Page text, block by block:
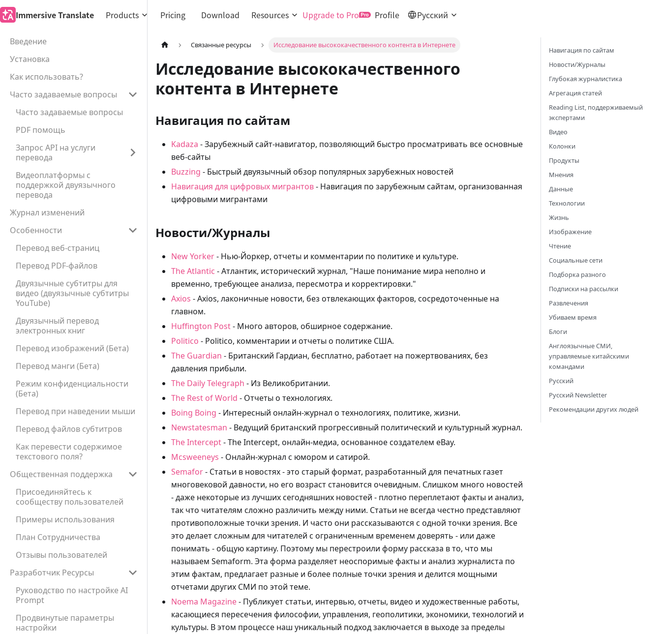
Immersive Translate Products Pricing Download Resources Upgrade to Pro Profile Русский
Введение
Установка
Как использовать?
Часто задаваемые вопросы
Часто задаваемые вопросы
PDF помощь
Запрос API на услуги
перевода
Видеоплатформы с
поддержкой двуязычного
перевода
Журнал изменений
Особенности
Перевод веб-страниц
Перевод PDF-файлов
Двуязычные субтитры для
видео (двуязычные субтитры
YouTube)
Двуязычный перевод
электронных книг
Перевод изображений (Бета)
Перевод манги (Бета)
Режим конфиденциальности
(Бета)
Перевод при наведении мыши
Перевод файлов субтитров
Как перевести содержимое
текстового поля?
Общественная поддержка
Присоединяйтесь к
сообществу пользователей
Примеры использования
План Сотрудничества
Отзывы пользователей
Разработчик Ресурсы
Руководство по настройке AI
Prompt
Продвинутые параметры
настройки
Связанные ресурсы Исследование высококачественного контента в Интернете
Исследование высококачественного
контента в Интернете
Навигация по сайтам
Kadaza - Зарубежный сайт-навигатор, позволяющий быстро просматривать все основные
веб-сайты
Buzzing - Быстрый двуязычный обзор популярных зарубежных новостей
Навигация для цифровых мигрантов- Навигация по зарубежным сайтам, организованная
цифровыми мигрантами
Новости/Журналы
New Yorker- Нью-Йоркер, отчеты и комментарии по политике и культуре.
The Atlantic - Атлантик, исторический журнал, "Наше понимание мира неполно и
временно, требующее анализа, пересмотра и корректировки."
Axios - Axios, лаконичные новости, без отвлекающих факторов, сосредоточенные на
главном.
Huffington Post- Много авторов, обширное содержание.
Politico - Politico, комментарии и отчеты о политике США.
The Guardian - Британский Гардиан, бесплатно, работает на пожертвованиях, без
давления прибыли.
The Daily Telegraph - Из Великобритании.
The Rest of World - Отчеты о технологиях.
Boing Boing - Интересный онлайн-журнал о технологиях, политике, жизни.
Newstatesman - Ведущий британский прогрессивный политический и культурный журнал.
The Intercept- The Intercept, онлайн-медиа, основанное создателем eBay.
Mcsweeneys - Онлайн-журнал с юмором и сатирой.
Semafor- Статьи в новостях - это старый формат, разработанный для печатных газет
многовековой давности, но его возраст становится очевидным. Слишком много новостей
- даже некоторые из лучших сегодняшних новостей - плотно переплетают факты и анализ,
так что читателям сложно различить между ними. Статьи не всегда честно представляют
противоположные точки зрения. И часто они рассказываются с одной точки зрения. Все
это делает сложным для читателей с ограниченным временем доверять - или даже
понимать - общую картину. Поэтому мы перестроили форму рассказа в то, что мы
называем Semaform. Эта форма разделяет неоспоримые факты и анализ журналиста по
этим фактам, предлагает разные и более полные точки зрения и делится мощными
отчетами других СМИ по этой теме.
Noema Magazine- Публикует статьи, интервью, отчеты, видео и художественные работы,
касающиеся пересечения философии, управления, геополитики, экономики, технологий и
культуры. В этом процессе наш уникальный подход заключается в выходе за пределы
Навигация по сайтам
Новости/Журналы
Глубокая журналистика
Агрегация статей
Reading List, поддерживаемый
экспертами
Видео
Колонки
Продукты
Мнения
Данные
Технологии
Жизнь
Изображение
Чтение
Социальные сети
Подборка разного
Подписки на рассылки
Развлечения
Убиваем время
Блоги
Англоязычные СМИ,
управляемые китайскими
командами
Русский
Русский Newsletter
Рекомендации других людей